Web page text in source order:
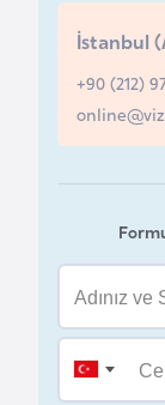
İstanbul
+90 (212)
n
B
a
n
d
e